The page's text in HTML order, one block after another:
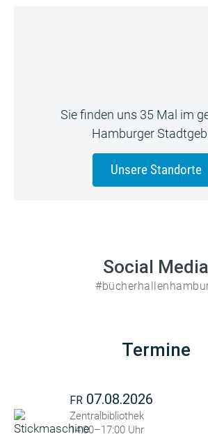
Sie finden uns 35 Mal im
Hamburger
Unsere Standorte
Social Media
Termine
FR 07.08.2026
Zentralbibliothek
14:00–17:00 Uhr